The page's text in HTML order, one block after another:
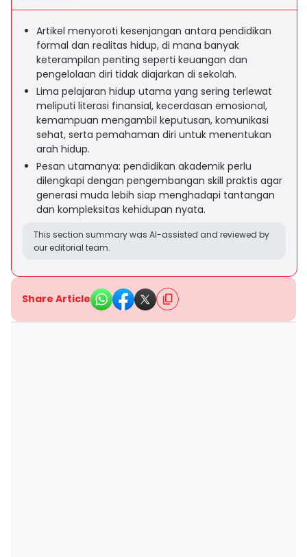
Artikel menyoroti kesenjangan antara pendidikan
formal dan realitas hidup, di mana banyak
keterampilan penting seperti keuangan dan
pengelolaan diri tidak diajarkan di sekolah.
Lima pelajaran hidup utama yang sering terlewat
meliputi literasi finansial, kecerdasan emosional,
kemampuan mengambil keputusan, komunikasi
sehat, serta pemahaman diri untuk menentukan
arah hidup.
Pesan utamanya: pendidikan akademik perlu
dilengkapi dengan pengembangan skill praktis agar
generasi muda lebih siap menghadapi tantangan
dan kompleksitas kehidupan nyata.
This section summary was AI-assisted and reviewed by
our editorial team.
Share Article